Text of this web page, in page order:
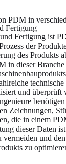
PDM in
Fertigung
Fertigung ist
der
des Produkts
in dieser
und überprüft
Zeichnungen,
die in einem
dieser Daten
und den
zu